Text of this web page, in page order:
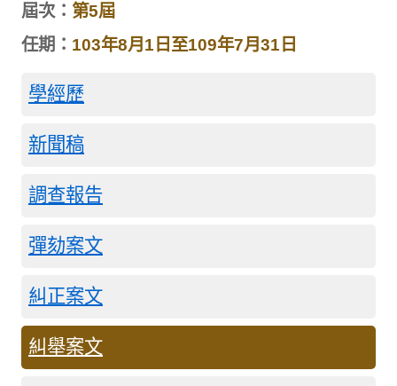
屆次： 第5屆
任期： 103年8月1日至109年7月31日
學經歷
新聞稿
調查報告
彈劾案文
糾正案文
糾舉案文